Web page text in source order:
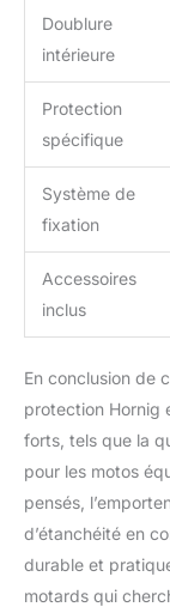
Doublure
intérieure
Protection
spécifique
Système de
fixation
Accessoires
inclus
En conclusion de
protection Hornig
forts, tels que la
pour les motos
pensés,
d’étanchéité en
durable et
motards qui